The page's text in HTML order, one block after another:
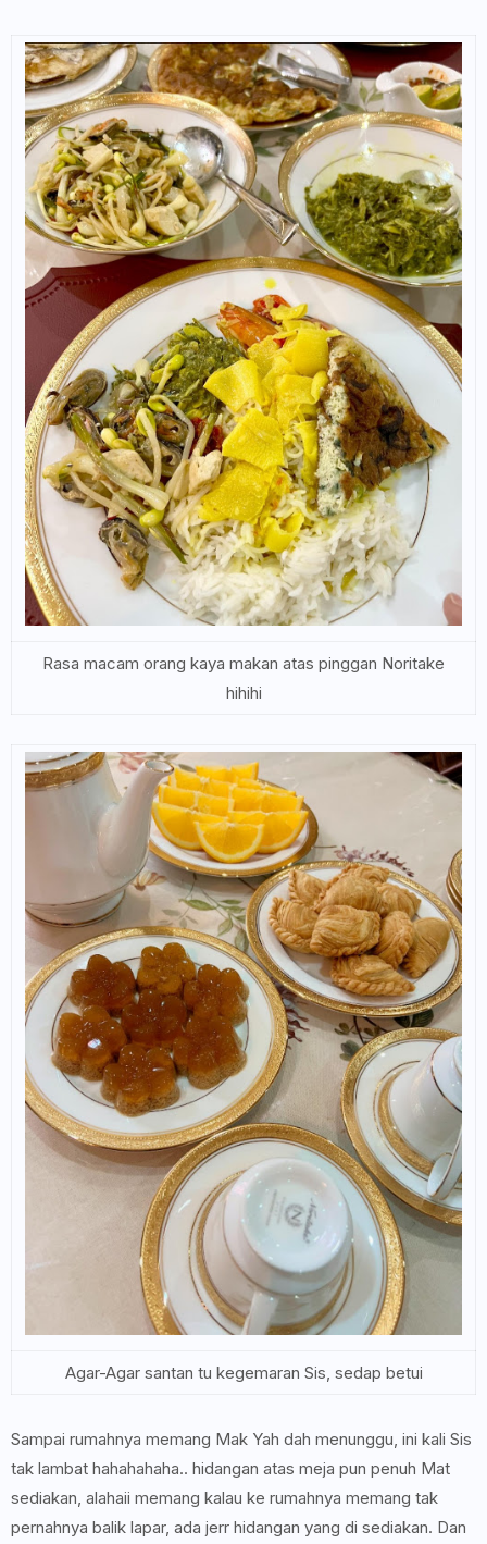
Rasa macam orang kaya makan atas pinggan Noritake
hihihi
Agar-Agar santan tu kegemaran Sis, sedap betui
Sampai rumahnya memang Mak Yah dah menunggu, ini kali Sis
tak lambat hahahahaha.. hidangan atas meja pun penuh Mat
sediakan, alahaii memang kalau ke rumahnya memang tak
pernahnya balik lapar, ada jerr hidangan yang di sediakan. Dan